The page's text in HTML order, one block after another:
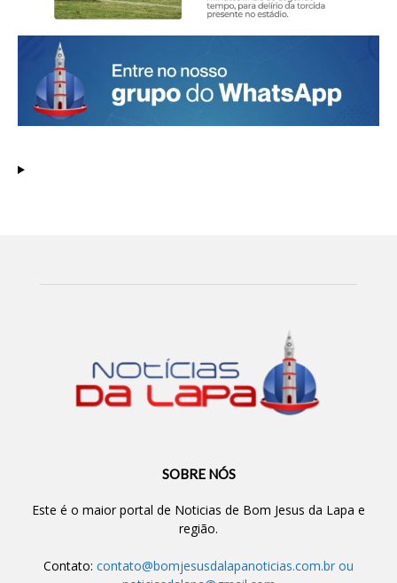
SOBRE NÓS
Este é o maior portal de Noticias de Bom Jesus da Lapa e
região.
Contato: contato@bomjesusdalapanoticias.com.br ou